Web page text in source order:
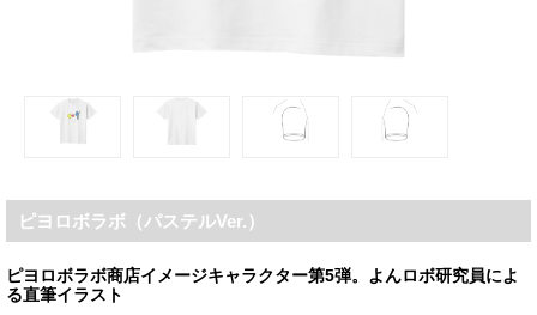
ピヨロボラボ（パステルVer.）
ピヨロボラボ商店イメージキャラクター第5弾。よんロボ研究員によ
る直筆イラスト